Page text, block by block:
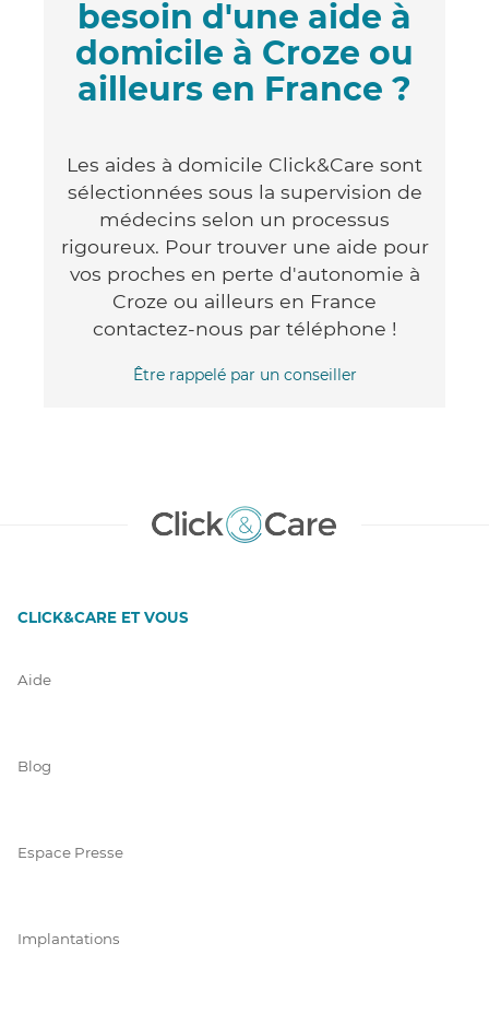
besoin d'une aide à
domicile à Croze ou
ailleurs en France ?
Les aides à domicile Click&Care sont
sélectionnées sous la supervision de
médecins selon un processus
rigoureux. Pour trouver une aide pour
vos proches en perte d'autonomie à
Croze ou ailleurs en France
contactez-nous par téléphone !
Être rappelé par un conseiller
CLICK&CARE ET VOUS
Aide
Blog
Espace Presse
Implantations